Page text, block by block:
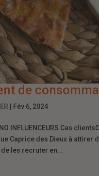
de
Fév 6, 2024
INFLUENCEURS Cas
Caprice des Dieux à attirer
les recruter en...